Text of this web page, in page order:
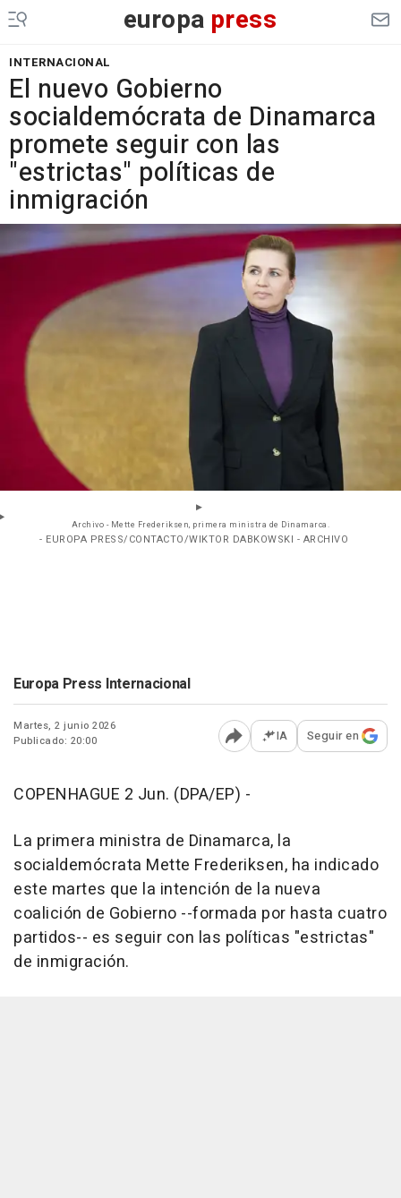
europa press
INTERNACIONAL
El nuevo Gobierno
socialdemócrata de Dinamarca
promete seguir con las
"estrictas" políticas de
inmigración
Archivo - Mette Frederiksen, primera ministra de Dinamarca.
- EUROPA PRESS/CONTACTO/WIKTOR DABKOWSKI - ARCHIVO
Europa Press Internacional
Martes, 2 junio 2026
Publicado: 20:00
Abrir opciones para
IA Seguir en
COPENHAGUE 2 Jun. (DPA/EP) -
La primera ministra de Dinamarca, la
socialdemócrata Mette Frederiksen, ha indicado
este martes que la intención de la nueva
coalición de Gobierno --formada por hasta cuatro
partidos-- es seguir con las políticas "estrictas"
de inmigración.